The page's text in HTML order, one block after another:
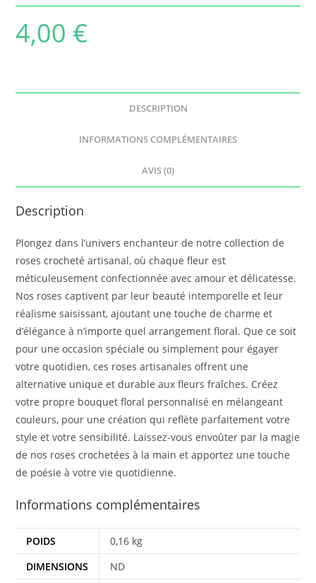
4,00 €
DESCRIPTION
INFORMATIONS COMPLÉMENTAIRES
AVIS (0)
Description
Plongez dans l’univers enchanteur de notre collection de
roses crocheté artisanal, où chaque fleur est
méticuleusement confectionnée avec amour et délicatesse.
Nos roses captivent par leur beauté intemporelle et leur
réalisme saisissant, ajoutant une touche de charme et
d’élégance à n’importe quel arrangement floral. Que ce soit
pour une occasion spéciale ou simplement pour égayer
votre quotidien, ces roses artisanales offrent une
alternative unique et durable aux fleurs fraîches. Créez
votre propre bouquet floral personnalisé en mélangeant
couleurs, pour une création qui reflète parfaitement votre
style et votre sensibilité. Laissez-vous envoûter par la magie
de nos roses crochetées à la main et apportez une touche
de poésie à votre vie quotidienne.
Informations complémentaires
POIDS
0,16 kg
DIMENSIONS
ND